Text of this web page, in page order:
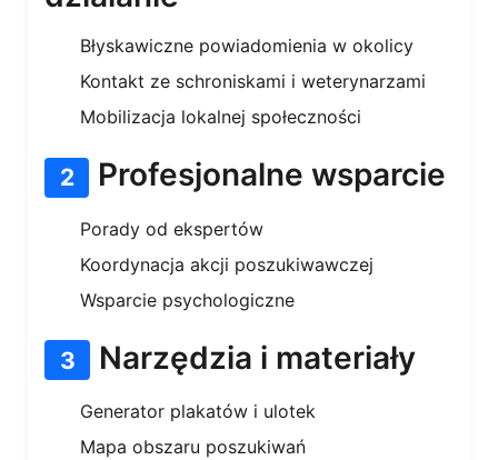
Błyskawiczne powiadomienia w okolicy
Kontakt ze schroniskami i weterynarzami
Mobilizacja lokalnej społeczności
2 Profesjonalne wsparcie
Porady od ekspertów
Koordynacja akcji poszukiwawczej
Wsparcie psychologiczne
3 Narzędzia i materiały
Generator plakatów i ulotek
Mapa obszaru poszukiwań